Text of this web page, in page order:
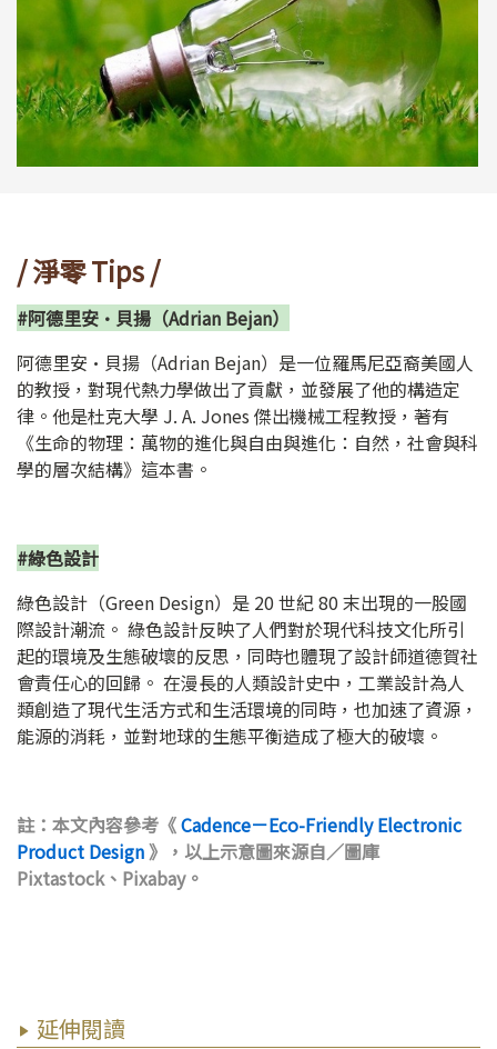
/ 淨零 Tips /
#阿德里安·貝揚（Adrian Bejan）
阿德里安·貝揚（Adrian Bejan）是一位羅馬尼亞裔美國人
的教授，對現代熱力學做出了貢獻，並發展了他的構造定
律。他是杜克大學 J. A. Jones 傑出機械工程教授，著有
《生命的物理：萬物的進化與自由與進化：自然，社會與科
學的層次結構》這本書。
#綠色設計
綠色設計（Green Design）是 20 世紀 80 末出現的一股國
際設計潮流。 綠色設計反映了人們對於現代科技文化所引
起的環境及生態破壞的反思，同時也體現了設計師道德賀社
會責任心的回歸。 在漫長的人類設計史中，工業設計為人
類創造了現代生活方式和生活環境的同時，也加速了資源，
能源的消耗，並對地球的生態平衡造成了極大的破壞。
註：本文內容參考 《Cadence－Eco-Friendly Electronic
Product Design》 ，以上示意圖來源自／圖庫
Pixtastock、Pixabay。
延伸閱讀